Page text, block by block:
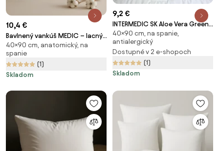
10,4 €
Bavlnený vankúš MEDIC – lacný,
kvalitný, hypoalergénny,
najlepší slovenský vankúš na
spanie Veľkosť: 40x60 cm
40×90 cm, anatomický, na
spanie
(1)
Skladom
9,2 €
INTERMEDIC SK Aloe Vera Green
vankúš 70x90 – príjemný,
zdravý spánok, mäkký a
hypoalergénny pre citlivú
pokožku Veľkosť: 40x40 cm
40×90 cm, na spanie,
antialergický
Dostupné v 2 e-shopoch
(1)
Skladom